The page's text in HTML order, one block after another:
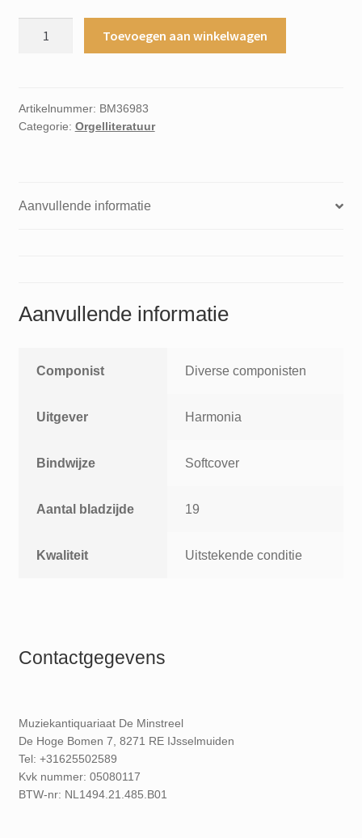
band
1
Johann
Buttstedt
Walther
Toevoegen aan winkelwagen
Artikelnummer: BM36983
Categorie: Orgelliteratuur
Aanvullende informatie
Aanvullende informatie
Componist Diverse componisten
Uitgever Harmonia
Bindwijze Softcover
Aantal bladzijde 19
Kwaliteit Uitstekende conditie
Contactgegevens
Muziekantiquariaat De Minstreel
De Hoge Bomen 7, 8271 RE IJsselmuiden
Tel: +31625502589
Kvk nummer: 05080117
BTW-nr: NL1494.21.485.B01